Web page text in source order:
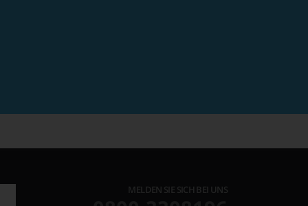
MELDEN SIE SICH BEI UNS